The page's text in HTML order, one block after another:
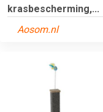
krasbescherming,...
Aosom.nl